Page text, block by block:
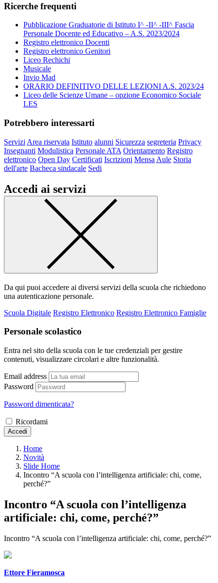
Ricerche frequenti
Pubblicazione Graduatorie di Istituto I^ -II^ -III^ Fascia
Personale Docente ed Educativo – A.S. 2023/2024
Registro elettronico Docenti
Registro elettronico Genitori
Liceo Rechichi
Musicale
Invio Mad
ORARIO DEFINITIVO DELLE LEZIONI A.S. 2023/24
Liceo delle Scienze Umane – opzione Economico Sociale
LES
Potrebbero interessarti
Servizi Area riservata Istituto alunni Sicurezza segreteria Privacy
Insegnanti Modulistica Personale ATA Orientamento Registro
elettronico Open Day Certificati Iscrizioni Mensa Aule Storia
dell'arte Bacheca sindacale Sedi
Accedi ai servizi
Da qui puoi accedere ai diversi servizi della scuola che richiedono
una autenticazione personale.
Scuola Digitale Registro Elettronico Registro Elettronico Famiglie
Personale scolastico
Entra nel sito della scuola con le tue credenziali per gestire
contenuti, visualizzare circolari e altre funzionalità.
Email address
Password
Password dimenticata?
Ricordami
Accedi
Home
Novità
Slide Home
Incontro “A scuola con l’intelligenza artificiale: chi, come,
perché?”
Incontro “A scuola con l’intelligenza
artificiale: chi, come, perché?”
Incontro “A scuola con l’intelligenza artificiale: chi, come, perché?”
Ettore Fieramosca